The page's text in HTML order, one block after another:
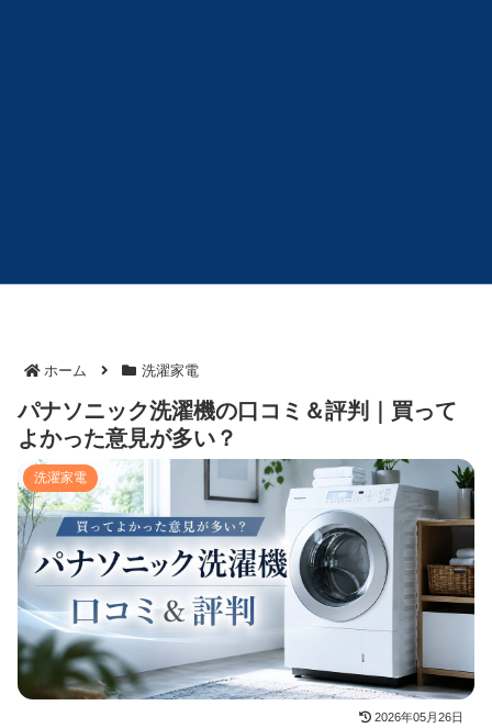
ホーム 洗濯家電
パナソニック洗濯機の口コミ＆評判｜買って
よかった意見が多い？
洗濯家電
2026年05月26日